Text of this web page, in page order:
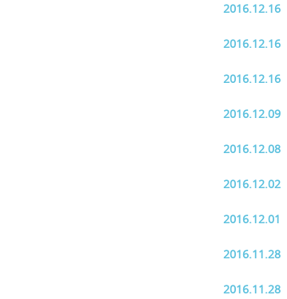
2016.12.16
2016.12.16
2016.12.16
2016.12.09
2016.12.08
2016.12.02
2016.12.01
2016.11.28
2016.11.28